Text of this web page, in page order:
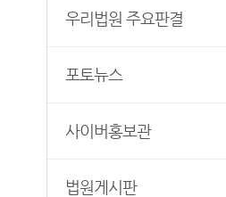
시/군법원
청사안내
E-mail Club
유관기관안내
재판기록열람복사예약
우리법원 주요판결
포토뉴스
사이버홍보관
법원게시판